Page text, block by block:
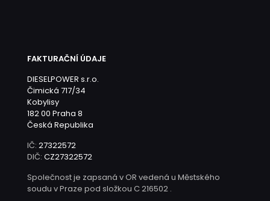
FAKTURAČNÍ ÚDAJE
DIESELPOWER s.r.o.
Čimická 717/34
Kobylisy
182 00 Praha 8
Česká Republika
IČ: 27322572
DIČ: CZ27322572
Společnost je zapsaná v OR vedená u Městského
soudu v Praze pod složkou C 216502 .